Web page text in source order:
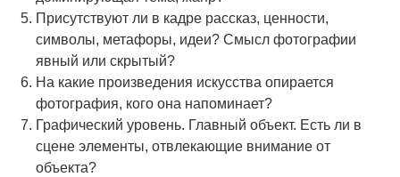
Присутствуют ли в кадре рассказ, ценности,
символы, метафоры, идеи? Смысл фотографии
явный или скрытый?
На какие произведения искусства опирается
фотография, кого она напоминает?
Графический уровень. Главный объект. Есть ли в
сцене элементы, отвлекающие внимание от
объекта?